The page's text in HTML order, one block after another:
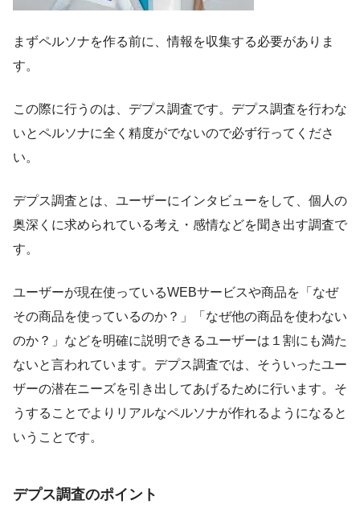
まずペルソナを作る前に、情報を収集する必要がありま
す。
この際に行うのは、デプス調査です。デプス調査を行わな
いとペルソナに全く精度がでないので必ず行ってくださ
い。
デプス調査とは、ユーザーにインタビューをして、個人の
奥深くに求められている考え・感情などを聞き出す調査で
す。
ユーザーが現在使っているWEBサービスや商品を「なぜ
その商品を使っているのか？」「なぜ他の商品を使わない
のか？」などを明確に説明できるユーザーは１割にも満た
ないと言われています。デプス調査では、そういったユー
ザーの潜在ニーズを引き出してあげるために行います。そ
うすることでよりリアルなペルソナが作れるようになると
いうことです。
デプス調査のポイント